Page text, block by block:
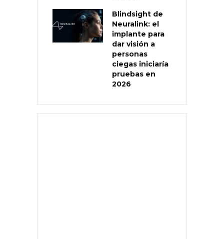
Blindsight de
Neuralink: el
implante para
dar visión a
personas
ciegas iniciaría
pruebas en
2026